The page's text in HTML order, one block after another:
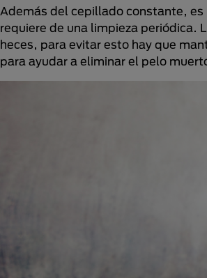
Además del cepillado constante,
requiere de una limpieza periódica.
heces, para evitar esto hay que
para ayudar a eliminar el pelo